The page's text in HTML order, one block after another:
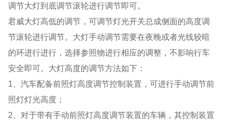
调节大灯到底调节滚轮进行调节即可。
君威大灯高低的调节，可调节灯光开关总成侧面的高度调
节滚轮进行调节。大灯手动调节需要在夜晚或者光线较暗
的环进行进行，选择参照物进行相应的调整，不影响行车
安全即可。大灯高度的调节方法如下：
1、汽车配备前照灯高度调节控制装置，可进行手动调节前
照灯灯光高度；
2、对于带有手动前照灯高度调节装置的车辆，其控制装置